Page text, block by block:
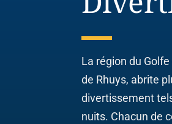
La région du
de Rhuys, abrite
divertissement
nuits. Chacun de